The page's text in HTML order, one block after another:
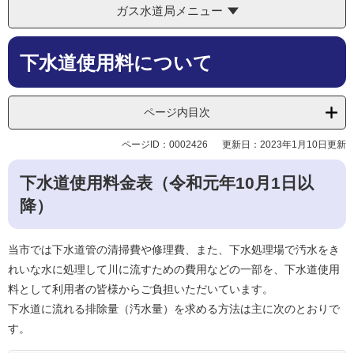
ガス水道局メニュー
本
下水道使用料について
ページ内目次
ページID：0002426 更新日：2023年1月10日更新
下水道使用料金表（令和元年10月1日以
降）
当市では下水道管の清掃費や修理費、また、下水処理場で汚水をき
れいな水に処理して川に流すための費用などの一部を、下水道使用
料として利用者の皆様からご負担いただいています。
下水道に流れる排除量（汚水量）を求める方法は主に次のとおりで
す。